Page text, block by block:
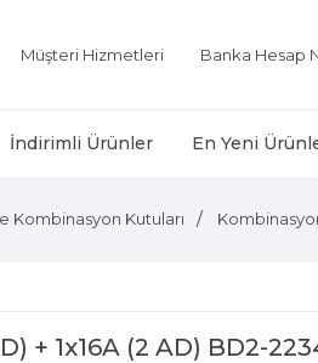
Müşteri Hizmetleri Banka Hesap
İndirimli Ürünler En Yeni
Kombinasyon Kutuları
+ 1x16A (2 AD) BD2-